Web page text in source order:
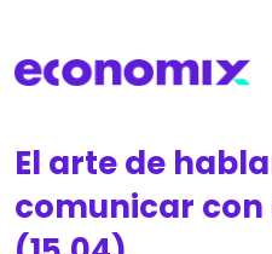
El arte de
comunicar